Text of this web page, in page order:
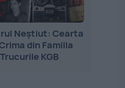
Neștiut: Cearta
din Familia
KGB